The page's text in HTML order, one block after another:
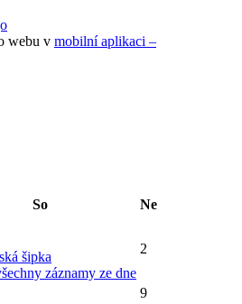
webu v mobilní aplikaci –
So Ne
šipka
záznamy ze dne
2
9